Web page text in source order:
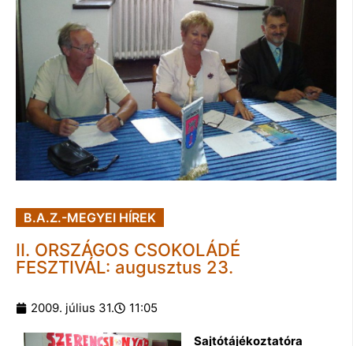
B.A.Z.-MEGYEI HÍREK
II. ORSZÁGOS CSOKOLÁDÉ
FESZTIVÁL: augusztus 23.
2009. július 31. 11:05
Sajtótájékoztatóra